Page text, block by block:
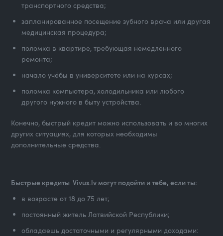
транспортного средства;
запланированное посещение зубного врача или другая
медицинская процедура;
поломка в квартире, требующая немедленного
ремонта;
начало учёбы в университете или на курсах;
поломка компьютера, холодильника или любого
другого нужного в быту устройства.
Конечно, быстрый кредит можно использовать и во многих
других ситуациях, для которых необходимы
дополнительные средства.
Быстрые кредиты Vivus.lv могут подойти и тебе, если ты:
в возрасте от 18 до 75 лет;
постоянный житель Латвийской Республики;
обладаешь достаточными и регулярными доходами: